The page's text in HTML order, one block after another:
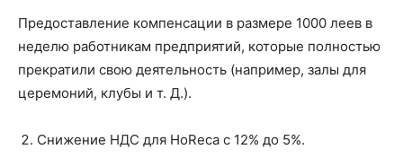
Предоставление компенсации в размере 1000 леев в
неделю работникам предприятий, которые полностью
прекратили свою деятельность (например, залы для
церемоний, клубы и т. Д.).
Снижение НДС для HoReca с 12% до 5%.